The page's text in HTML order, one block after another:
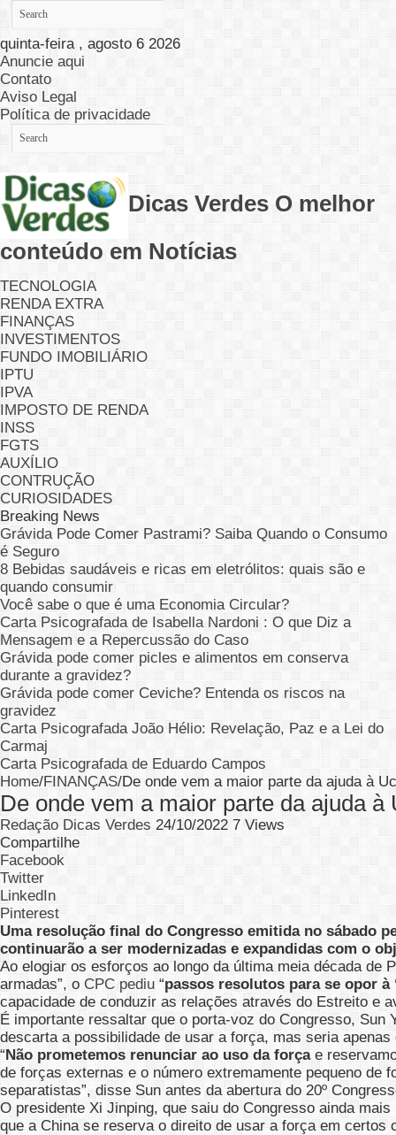
quinta-feira , agosto 6 2026
Anuncie aqui
Contato
Aviso Legal
Política de privacidade
Dicas Verdes O melhor
conteúdo em Notícias
TECNOLOGIA
RENDA EXTRA
FINANÇAS
INVESTIMENTOS
FUNDO IMOBILIÁRIO
IPTU
IPVA
IMPOSTO DE RENDA
INSS
FGTS
AUXÍLIO
CONTRUÇÃO
CURIOSIDADES
Breaking News
Grávida Pode Comer Pastrami? Saiba Quando o Consumo
é Seguro
8 Bebidas saudáveis e ricas em eletrólitos: quais são e
quando consumir
Você sabe o que é uma Economia Circular?
Carta Psicografada de Isabella Nardoni : O que Diz a
Mensagem e a Repercussão do Caso
Grávida pode comer picles e alimentos em conserva
durante a gravidez?
Grávida pode comer Ceviche? Entenda os riscos na
gravidez
Carta Psicografada João Hélio: Revelação, Paz e a Lei do
Carmaj
Carta Psicografada de Eduardo Campos
Home/FINANÇAS/De onde vem a maior parte da ajuda à
De onde vem a maior parte da ajuda à
Redação Dicas Verdes 24/10/2022 7 Views
Compartilhe
Facebook
Twitter
LinkedIn
Pinterest
Uma resolução final do Congresso emitida no sábado
continuarão a ser modernizadas e expandidas com o
Ao elogiar os esforços ao longo da última meia década de
armadas”, o CPC pediu “passos resolutos para se opor à
capacidade de conduzir as relações através do Estreito e
É importante ressaltar que o porta-voz do Congresso, Sun
descarta a possibilidade de usar a força, mas seria
“Não prometemos renunciar ao uso da força e
de forças externas e o número extremamente pequeno de
separatistas”, disse Sun antes da abertura do 20º
O presidente Xi Jinping, que saiu do Congresso ainda
que a China se reserva o direito de usar a força em certos